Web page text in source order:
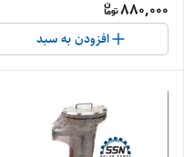
880,000
افزودن به سبد